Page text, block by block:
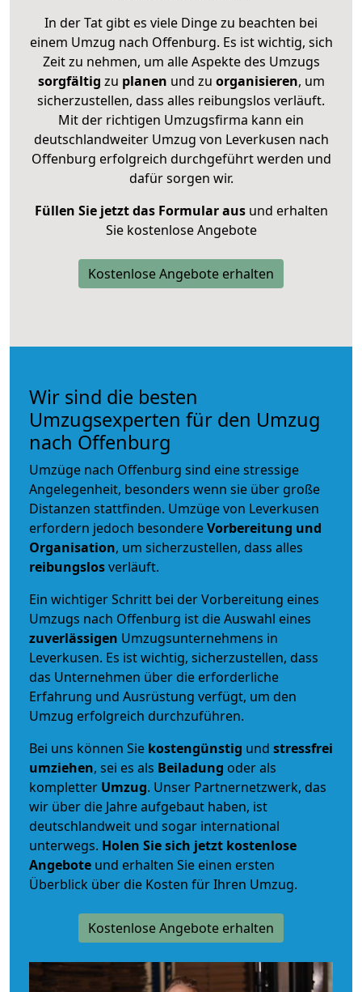
In der Tat gibt es viele Dinge zu beachten bei
einem Umzug nach Offenburg. Es ist wichtig, sich
Zeit zu nehmen, um alle Aspekte des Umzugs
sorgfältig zu planen und zu organisieren, um
sicherzustellen, dass alles reibungslos verläuft.
Mit der richtigen Umzugsfirma kann ein
deutschlandweiter Umzug von Leverkusen nach
Offenburg erfolgreich durchgeführt werden und
dafür sorgen wir.
Füllen Sie jetzt das Formular ausund erhalten
Sie kostenlose Angebote
Kostenlose Angebote erhalten
Wir sind die besten
Umzugsexperten für den Umzug
nach Offenburg
Umzüge nach Offenburg sind eine stressige
Angelegenheit, besonders wenn sie über große
Distanzen stattfinden. Umzüge von Leverkusen
erfordern jedoch besondereVorbereitung und
Organisation, um sicherzustellen, dass alles
reibungslosverläuft.
Ein wichtiger Schritt bei der Vorbereitung eines
Umzugs nach Offenburg ist die Auswahl eines
zuverlässigen Umzugsunternehmens in
Leverkusen. Es ist wichtig, sicherzustellen, dass
das Unternehmen über die erforderliche
Erfahrung und Ausrüstung verfügt, um den
Umzug erfolgreich durchzuführen.
Bei uns können Sie kostengünstig und stressfrei
umziehen, sei es als Beiladung oder als
kompletter Umzug. Unser Partnernetzwerk, das
wir über die Jahre aufgebaut haben, ist
deutschlandweit und sogar international
unterwegs. Holen Sie sich jetzt kostenlose
Angebote und erhalten Sie einen ersten
Überblick über die Kosten für Ihren Umzug.
Kostenlose Angebote erhalten